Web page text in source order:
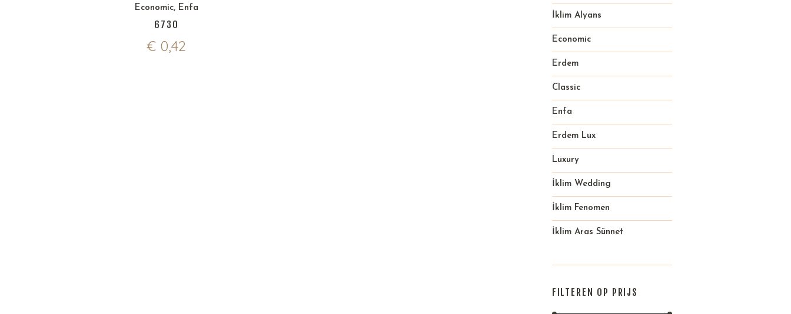
Economic, Enfa
6730
€ 0,42
İklim Alyans
Economic
Erdem
Classic
Enfa
Erdem Lux
Luxury
İklim Wedding
İklim Fenomen
İklim Aras Sünnet
FILTEREN OP PRIJS